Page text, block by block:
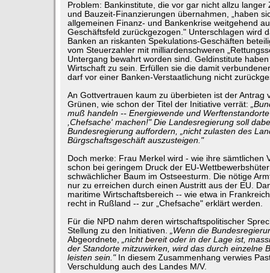
Problem: Bankinstitute, die vor gar nicht allzu langer
und Bauzeit-Finanzierungen übernahmen, „haben
allgemeinen Finanz- und Bankenkrise weitgehend
Geschäftsfeld zurückgezogen." Unterschlagen wird
Banken an riskanten Spekulations-Geschäften
vom Steuerzahler mit milliardenschweren
Untergang bewahrt worden sind. Geldinstitute
Wirtschaft zu sein. Erfüllen sie die damit
darf vor einer Banken-Verstaatlichung nicht
An Gottvertrauen kaum zu überbieten ist der Antrag
Grünen, wie schon der Titel der Initiative verrät:
muß handeln -- Energiewende und
,Chefsache' machen!" Die Landesregierung soll
Bundesregierung auffordern, „nicht zulasten des
Bürgschaftsgeschäft auszusteigen."
Doch merke: Frau Merkel wird - wie ihre sämtlichen
schon bei geringem Druck der EU-
schwächlicher Baum im Ostseesturm. Die nötige
nur zu erreichen durch einen Austritt aus der EU.
maritime Wirtschaftsbereich -- wie etwa in
recht in Rußland -- zur „Chefsache" erklärt werden.
Für die NPD nahm deren wirtschaftspolitischer
Stellung zu den Initiativen. „Wenn die
Abgeordnete, „nicht bereit oder in der Lage ist,
der Standorte mitzuwirken, wird das durch einzelne
leisten sein."In diesem Zusammenhang verwies
Verschuldung auch des Landes M/V.